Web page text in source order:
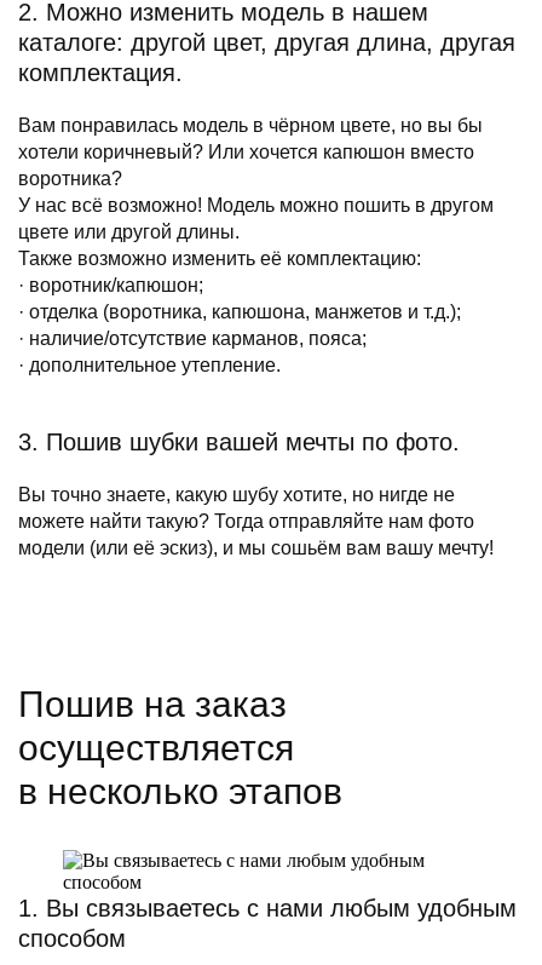
2. Можно изменить модель в нашем
каталоге: другой цвет, другая длина, другая
комплектация.
Вам понравилась модель в чёрном цвете, но вы бы
хотели коричневый? Или хочется капюшон вместо
воротника?
У нас всё возможно! Модель можно пошить в другом
цвете или другой длины.
Также возможно изменить её комплектацию:
· воротник/капюшон;
· отделка (воротника, капюшона, манжетов и т.д.);
· наличие/отсутствие карманов, пояса;
· дополнительное утепление.
3. Пошив шубки вашей мечты по фото.
Вы точно знаете, какую шубу хотите, но нигде не
можете найти такую? Тогда отправляйте нам фото
модели (или её эскиз), и мы сошьём вам вашу мечту!
Пошив на заказ
осуществляется
в несколько этапов
1. Вы связываетесь с нами любым удобным
способом